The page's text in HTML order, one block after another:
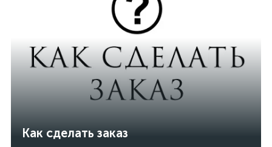
Как сделать заказ